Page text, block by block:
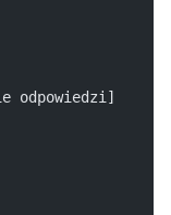
odpowiedzi]